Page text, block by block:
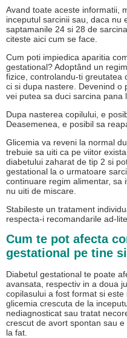
Avand toate aceste informatii,
inceputul sarcinii sau, daca nu
saptamanile 24 si 28 de
citeste aici cum se face.
Cum poti impiedica aparitia
gestational? Adoptând un
fizice, controlandu-ti greutatea
ci si dupa nastere. Devenind o
vei putea sa duci sarcina pana
Dupa nasterea copilului, e
Deasemenea, e posibil sa
Glicemia va reveni la normal
trebuie sa uiti ca pe viitor
diabetului zaharat de tip 2 si
gestational la o urmatoare
continuare regim alimentar, sa
nu uiti de miscare.
Stabileste un tratament
respecta-i recomandarile ad-
Cum te pot afecta
gestational pe tine
Diabetul gestational te poate
avansata, respectiv in a doua
copilasului a fost format si
glicemia crescuta de la
nediagnosticat sau tratat
crescut de avort spontan sau
la fat.